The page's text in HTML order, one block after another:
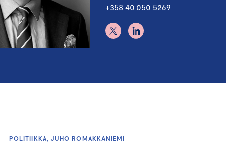
+358 40 050 5269
POLITIIKKA, JUHO ROMAKKANIEMI